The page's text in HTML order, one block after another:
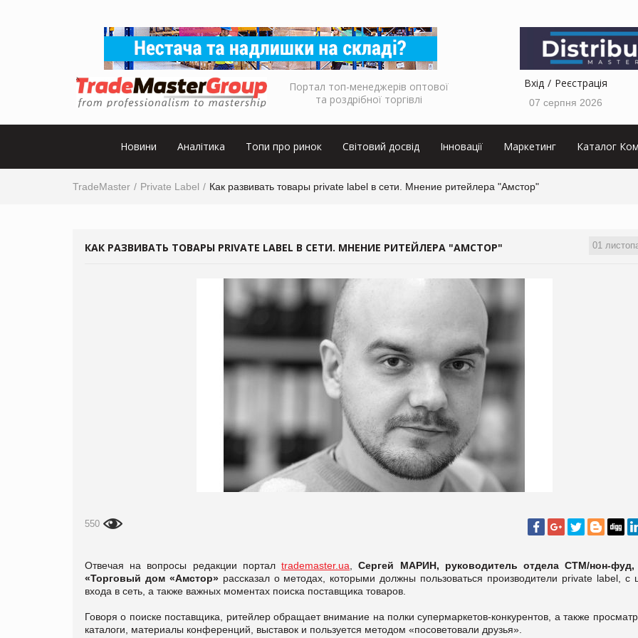
Портал топ-менеджерів оптової
та роздрібної торгівлі
Вхід Реєстрація
07 серпня 2026
Новини Аналітика Топи про ринок Світовий досвід Інновації Маркетинг Каталог
TradeMaster Private Label Как развивать товары private label в сети. Мнение ритейлера "Амстор"
01
КАК РАЗВИВАТЬ ТОВАРЫ PRIVATE LABEL В СЕТИ. МНЕНИЕ РИТЕЙЛЕРА "АМСТОР"
550
Отвечая на вопросы редакции порталtrademaster.ua ,Сергей МАРИН,
руководитель отдела СТМ/нон-
«Торговый дом «Амстор» рассказал о методах, которыми должны пользоваться производители private label, с
входа в сеть, а также важных моментах поиска поставщика товаров.
Говоря о поиске поставщика, ритейлер обращает внимание на полки супермаркетов-конкурентов, а также
каталоги, материалы конференций, выставок и пользуется методом «посоветовали друзья».